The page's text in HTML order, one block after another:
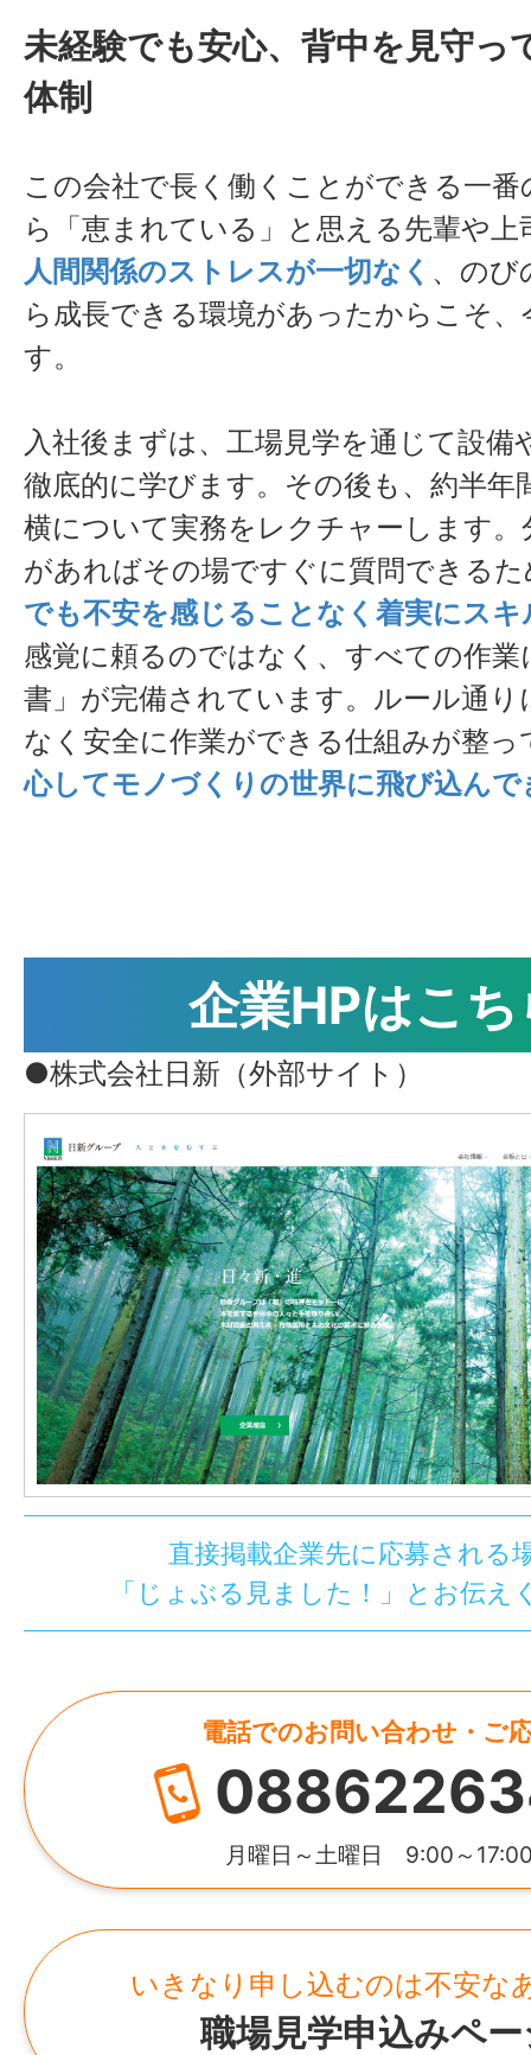
合わせ、自社
す。
【仕上工程】
表面を研磨し
です。最後に
品として完成
未経験でも安心、背中を見守っ
体制
この会社で長く働くことができる一番
ら「恵まれている」と思える先輩や上
人間関係のストレスが一切なく 、のび
ら成長できる環境があったからこそ
す。
入社後まずは、工場見学を通じて設備
徹底的に学びます。その後も、約半年
横について実務をレクチャーします
があればその場ですぐに質問できるた
でも不安を感じることなく着実にス
感覚に頼るのではなく、すべての作業
書」が完備されています。ルール通
なく安全に作業ができる仕組みが整っ
心してモノづくりの世界に飛び込ん
企業HPはこち
●株式会社日新（外部サイト）
直接掲載企業先に応募される
「じょぶる見ました！」とお伝え
電話でのお問い合わせ・ご
月曜日～土曜日 9:00～
いきなり申し込むのは不安な
職場見学申込みペ